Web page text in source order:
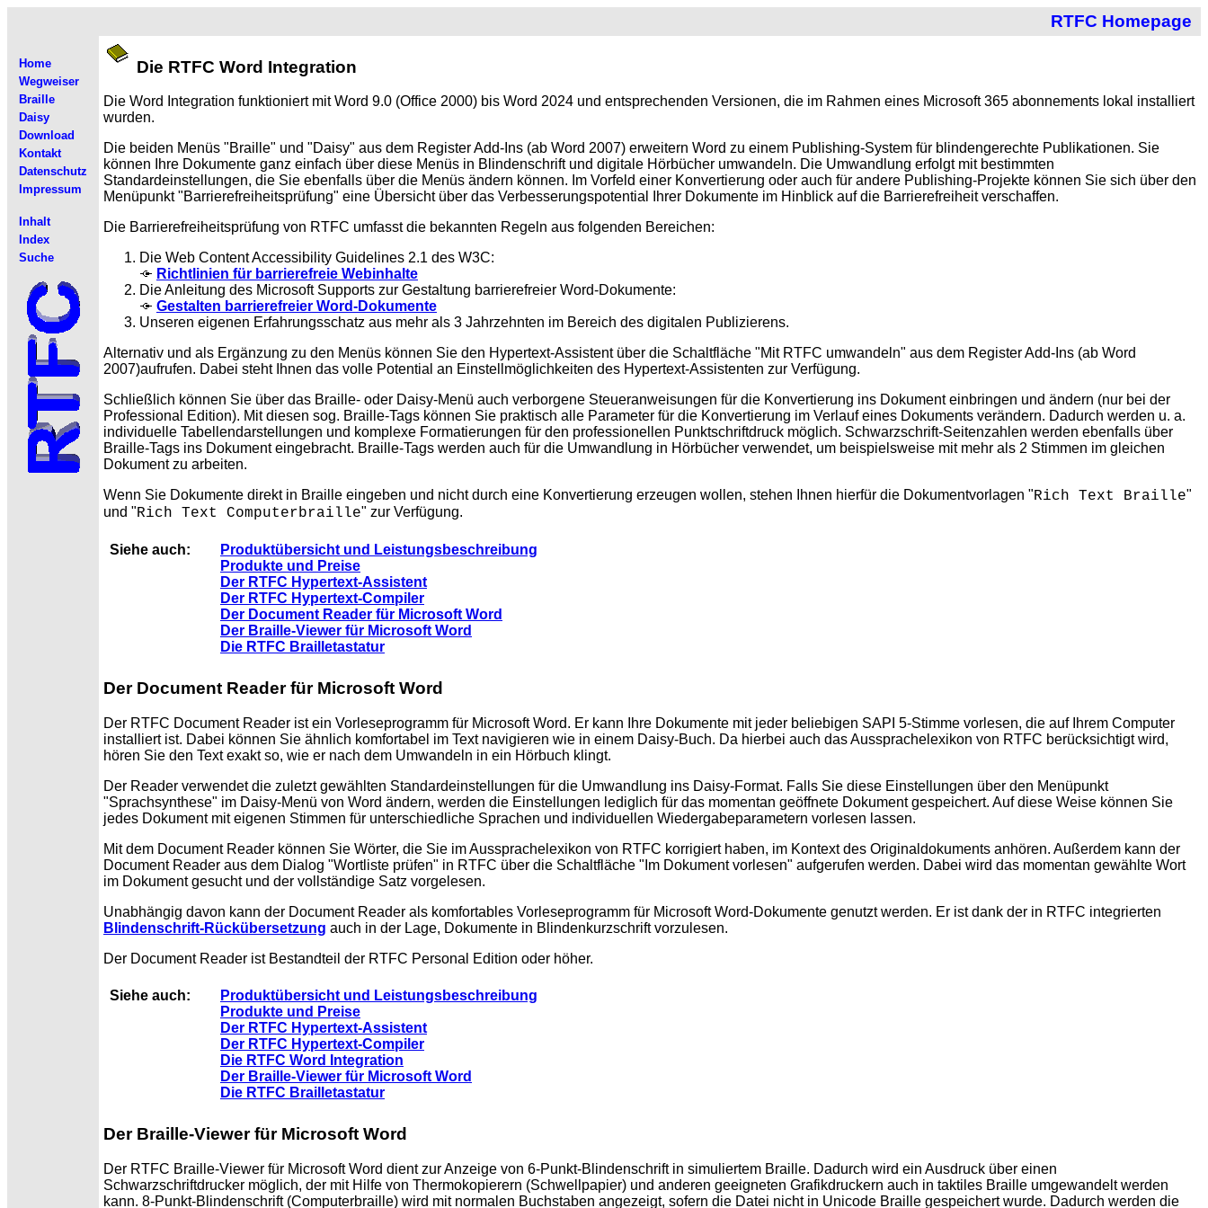
RTFC Homepage
Home
Wegweiser
Braille
Daisy
Download
Kontakt
Datenschutz
Impressum
Inhalt
Index
Suche
Die RTFC Word Integration
Die Word Integration funktioniert mit Word 9.0 (Office 2000) bis Word 2024 und entsprechenden Versionen, die im Rahmen eines Microsoft 365 abonnements lokal installiert
wurden.
Die beiden Menüs "Braille" und "Daisy" aus dem Register Add-Ins (ab Word 2007) erweitern Word zu einem Publishing-System für blindengerechte Publikationen. Sie
können Ihre Dokumente ganz einfach über diese Menüs in Blindenschrift und digitale Hörbücher umwandeln. Die Umwandlung erfolgt mit bestimmten
Standardeinstellungen, die Sie ebenfalls über die Menüs ändern können. Im Vorfeld einer Konvertierung oder auch für andere Publishing-Projekte können Sie sich über den
Menüpunkt "Barrierefreiheitsprüfung" eine Übersicht über das Verbesserungspotential Ihrer Dokumente im Hinblick auf die Barrierefreiheit verschaffen.
Die Barrierefreiheitsprüfung von RTFC umfasst die bekannten Regeln aus folgenden Bereichen:
Die Web Content Accessibility Guidelines 2.1 des W3C:
Richtlinien für barrierefreie Webinhalte
Die Anleitung des Microsoft Supports zur Gestaltung barrierefreier Word-Dokumente:
Gestalten barrierefreier Word-Dokumente
Unseren eigenen Erfahrungsschatz aus mehr als 3 Jahrzehnten im Bereich des digitalen Publizierens.
Alternativ und als Ergänzung zu den Menüs können Sie den Hypertext-Assistent über die Schaltfläche "Mit RTFC umwandeln" aus dem Register Add-Ins (ab Word
2007)aufrufen. Dabei steht Ihnen das volle Potential an Einstellmöglichkeiten des Hypertext-Assistenten zur Verfügung.
Schließlich können Sie über das Braille- oder Daisy-Menü auch verborgene Steueranweisungen für die Konvertierung ins Dokument einbringen und ändern (nur bei der
Professional Edition). Mit diesen sog. Braille-Tags können Sie praktisch alle Parameter für die Konvertierung im Verlauf eines Dokuments verändern. Dadurch werden u. a.
individuelle Tabellendarstellungen und komplexe Formatierungen für den professionellen Punktschriftdruck möglich. Schwarzschrift-Seitenzahlen werden ebenfalls über
Braille-Tags ins Dokument eingebracht. Braille-Tags werden auch für die Umwandlung in Hörbücher verwendet, um beispielsweise mit mehr als 2 Stimmen im gleichen
Dokument zu arbeiten.
Wenn Sie Dokumente direkt in Braille eingeben und nicht durch eine Konvertierung erzeugen wollen, stehen Ihnen hierfür die Dokumentvorlagen "Rich Text Braille"
und "Rich Text Computerbraille" zur Verfügung.
Siehe auch:
Produktübersicht und Leistungsbeschreibung
Produkte und Preise
Der RTFC Hypertext-Assistent
Der RTFC Hypertext-Compiler
Der Document Reader für Microsoft Word
Der Braille-Viewer für Microsoft Word
Die RTFC Brailletastatur
Der Document Reader für Microsoft Word
Der RTFC Document Reader ist ein Vorleseprogramm für Microsoft Word. Er kann Ihre Dokumente mit jeder beliebigen SAPI 5-Stimme vorlesen, die auf Ihrem Computer
installiert ist. Dabei können Sie ähnlich komfortabel im Text navigieren wie in einem Daisy-Buch. Da hierbei auch das Aussprachelexikon von RTFC berücksichtigt wird,
hören Sie den Text exakt so, wie er nach dem Umwandeln in ein Hörbuch klingt.
Der Reader verwendet die zuletzt gewählten Standardeinstellungen für die Umwandlung ins Daisy-Format. Falls Sie diese Einstellungen über den Menüpunkt
"Sprachsynthese" im Daisy-Menü von Word ändern, werden die Einstellungen lediglich für das momentan geöffnete Dokument gespeichert. Auf diese Weise können Sie
jedes Dokument mit eigenen Stimmen für unterschiedliche Sprachen und individuellen Wiedergabeparametern vorlesen lassen.
Mit dem Document Reader können Sie Wörter, die Sie im Aussprachelexikon von RTFC korrigiert haben, im Kontext des Originaldokuments anhören. Außerdem kann der
Document Reader aus dem Dialog "Wortliste prüfen" in RTFC über die Schaltfläche "Im Dokument vorlesen" aufgerufen werden. Dabei wird das momentan gewählte Wort
im Dokument gesucht und der vollständige Satz vorgelesen.
Unabhängig davon kann der Document Reader als komfortables Vorleseprogramm für Microsoft Word-Dokumente genutzt werden. Er ist dank der in RTFC integrierten
Blindenschrift-Rückübersetzung auch in der Lage, Dokumente in Blindenkurzschrift vorzulesen.
Der Document Reader ist Bestandteil der RTFC Personal Edition oder höher.
Siehe auch:
Produktübersicht und Leistungsbeschreibung
Produkte und Preise
Der RTFC Hypertext-Assistent
Der RTFC Hypertext-Compiler
Die RTFC Word Integration
Der Braille-Viewer für Microsoft Word
Die RTFC Brailletastatur
Der Braille-Viewer für Microsoft Word
Der RTFC Braille-Viewer für Microsoft Word dient zur Anzeige von 6-Punkt-Blindenschrift in simuliertem Braille. Dadurch wird ein Ausdruck über einen
Schwarzschriftdrucker möglich, der mit Hilfe von Thermokopierern (Schwellpapier) und anderen geeigneten Grafikdruckern auch in taktiles Braille umgewandelt werden
kann. 8-Punkt-Blindenschrift (Computerbraille) wird mit normalen Buchstaben angezeigt, sofern die Datei nicht in Unicode Braille gespeichert wurde. Dadurch werden die